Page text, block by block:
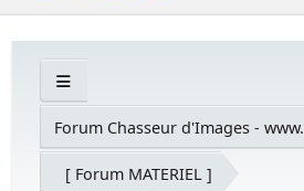
Forum Chasseur d'Images -
[ Forum MATERIEL ]